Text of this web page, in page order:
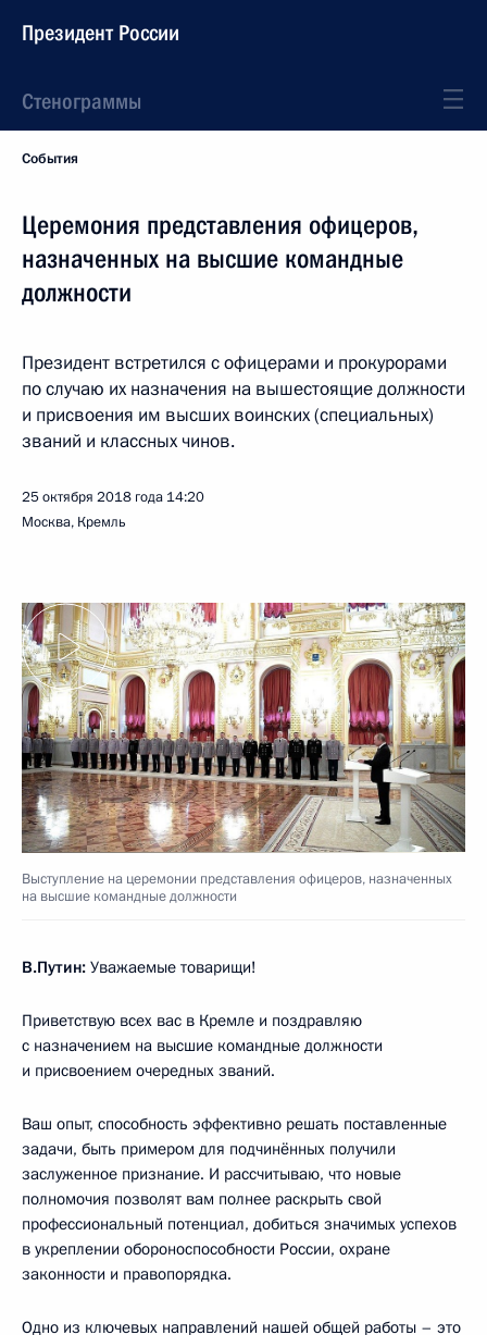
Президент России
Стенограммы
События
Церемония представления офицеров,
назначенных на высшие командные
должности
Президент встретился с офицерами и прокурорами
по случаю их назначения на вышестоящие должности
и присвоения им высших воинских (специальных)
званий и классных чинов.
25 октября 2018 года 14:20
Москва, Кремль
Выступление на церемонии представления офицеров, назначенных
на высшие командные должности
В.Путин: Уважаемые товарищи!
Приветствую всех вас в Кремле и поздравляю
с назначением на высшие командные должности
и присвоением очередных званий.
Ваш опыт, способность эффективно решать поставленные
задачи, быть примером для подчинённых получили
заслуженное признание. И рассчитываю, что новые
полномочия позволят вам полнее раскрыть свой
профессиональный потенциал, добиться значимых успехов
в укреплении обороноспособности России, охране
законности и правопорядка.
Одно из ключевых направлений нашей общей работы – это